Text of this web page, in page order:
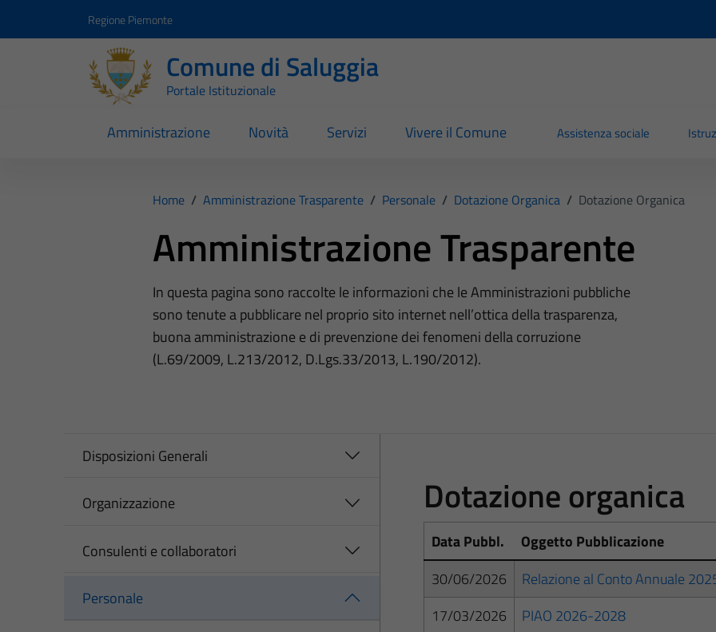
Regione Piemonte
Comune di Saluggia
Portale Istituzionale
Amministrazione Novità Servizi Vivere il Comune Assistenza sociale
Home / Amministrazione Trasparente / Personale / Dotazione Organica / Dotazione Organica
Amministrazione Trasparente
In questa pagina sono raccolte le informazioni che le Amministrazioni pubbliche
sono tenute a pubblicare nel proprio sito internet nell’ottica della trasparenza,
buona amministrazione e di prevenzione dei fenomeni della corruzione
(L.69/2009, L.213/2012, D.Lgs.33/2013, L.190/2012).
Disposizioni Generali
Organizzazione
Consulenti e collaboratori
Personale
Dotazione organica
Data Pubbl.
Oggetto Pubblicazione
30/06/2026
Relazione al Conto Annuale
17/03/2026
PIAO 2026-2028